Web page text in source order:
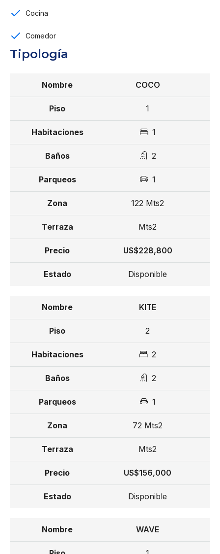
Pista para correr
Reserva con US$ 5,000
25% de inicial
50% durante la construcción
25% contra entrega
Entrega 1era Etapa : Agosto 2025
Entrega 2da Etapa (tentativo): Diciembre 2025
Desde US$ 214,400
Cocina
Comedor
Tipología
COCO
1
1
2
1
122 Mts2
Mts2
US$228,800
Disponible
KITE
2
2
2
1
72 Mts2
Mts2
US$156,000
Disponible
WAVE